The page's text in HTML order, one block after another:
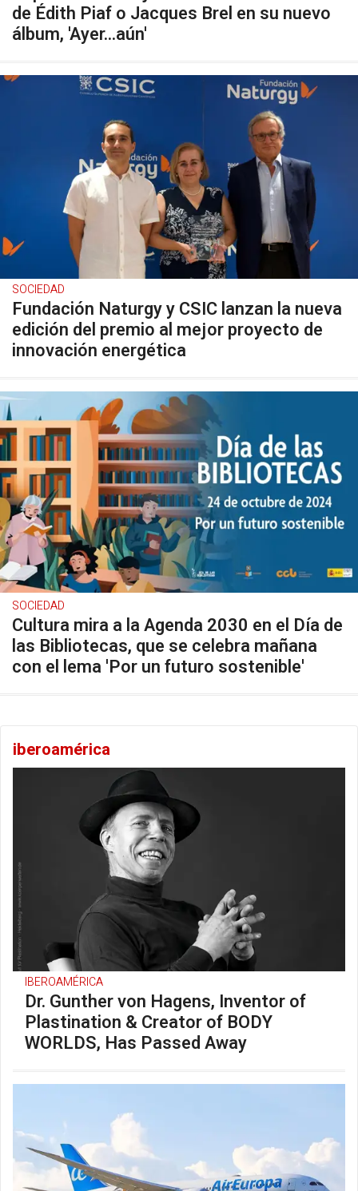
de Édith Piaf o Jacques Brel en su nuevo
álbum, 'Ayer...aún'
SOCIEDAD
Fundación Naturgy y CSIC lanzan la nueva
edición del premio al mejor proyecto de
innovación energética
SOCIEDAD
Cultura mira a la Agenda 2030 en el Día de
las Bibliotecas, que se celebra mañana
con el lema 'Por un futuro sostenible'
iberoamérica
IBEROAMÉRICA
Dr. Gunther von Hagens, Inventor of
Plastination & Creator of BODY
WORLDS, Has Passed Away